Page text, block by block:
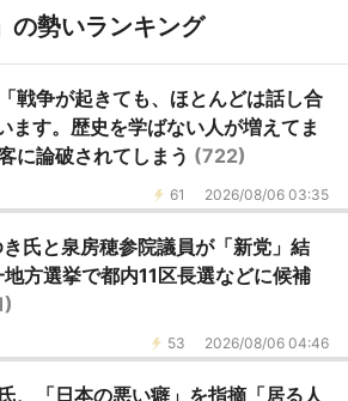
の勢いランキング
戦争が起きても、ほとんどは話し合
ます。歴史を学ばない人が増えてま
に論破されてしまう (722)
61 2026/08/06 03:35
き氏と泉房穂参院議員が「新党」結
方選挙で都内11区長選などに候補
53 2026/08/06 04:46
、「日本の悪い癖」を指摘「居る人